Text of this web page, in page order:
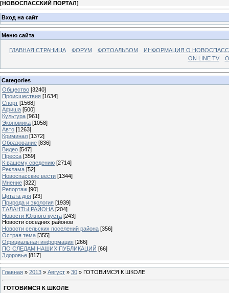
[НОВОСПАССКИЙ ПОРТАЛ]
Вход на сайт
Меню сайта
ГЛАВНАЯ СТРАНИЦА ФОРУМ ФОТОАЛЬБОМ
ИНФОРМАЦИЯ О
ON LINE TV
Categories
Общество [3240]
Происшествия [1634]
Спорт [1568]
Афиша [500]
Культура [961]
Экономика [1058]
Авто [1263]
Криминал [1372]
Образование [836]
Видео [547]
Пресса [359]
К вашему сведению [2714]
Реклама [52]
Новоспасские вести [1344]
Мнение [322]
Репортаж [90]
Цитата дня [23]
Природа и экология [1939]
ТАЛАНТЫ РАЙОНА [204]
Новости Южного куста [243]
Новости соседних районов
Новости сельских поселений района [356]
Острая тема [355]
Официальная информация [266]
ПО СЛЕДАМ НАШИХ ПУБЛИКАЦИЙ [66]
Здоровье [817]
Главная » 2013 » Август » 30 » ГОТОВИМСЯ К ШКОЛЕ
ГОТОВИМСЯ К ШКОЛЕ